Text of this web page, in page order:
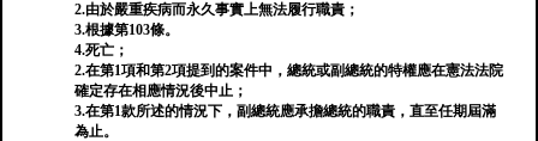
2.由於嚴重疾病而永久事實上無法履行職責；
3.根據第103條。
4.死亡；
2.在第1項和第2項提到的案件中，總統或副總統的特權應在憲法法院
確定存在相應情況後中止；
3.在第1款所述的情況下，副總統應承擔總統的職責，直至任期屆滿
為止。